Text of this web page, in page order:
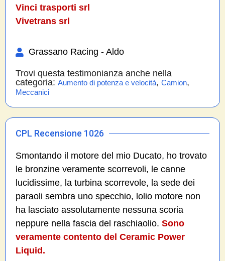
Vinci trasporti srl
Vivetrans srl
Grassano Racing - Aldo
Trovi questa testimonianza anche nella
categoria: Aumento di potenza e velocità, Camion,
Meccanici
CPL Recensione 1026
Smontando il motore del mio Ducato, ho trovato
le bronzine veramente scorrevoli, le canne
lucidissime, la turbina scorrevole, la sede dei
paraoli sembra uno specchio, lolio motore non
ha lasciato assolutamente nessuna scoria
neppure nella fascia del raschiaolio. Sono
veramente contento del Ceramic Power
Liquid.